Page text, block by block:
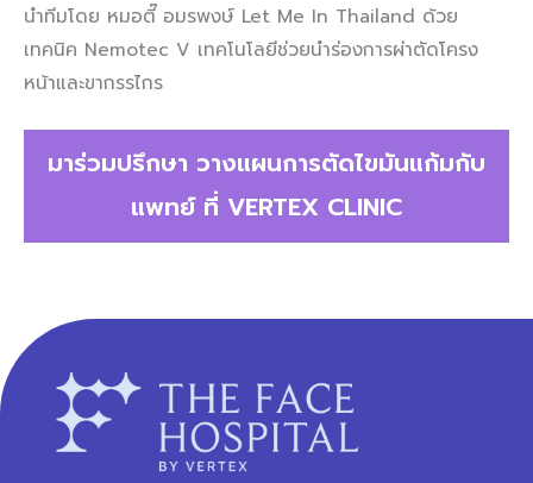
นำทีมโดย หมอตี๊ อมรพงษ์ Let Me In Thailand ด้วย
เทคนิค Nemotec V เทคโนโลยีช่วยนำร่องการผ่าตัดโครง
หน้าและขากรรไกร
มาร่วมปรึกษา วางแผนการตัดไขมันแก้มกับ
แพทย์ ที่ VERTEX CLINIC